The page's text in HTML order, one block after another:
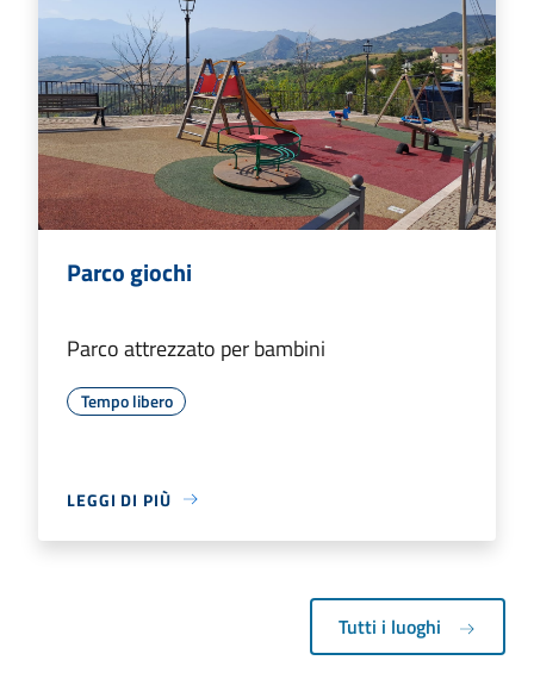
Parco giochi
Parco attrezzato per bambini
Tempo libero
LEGGI DI PIÙ
Tutti i luoghi